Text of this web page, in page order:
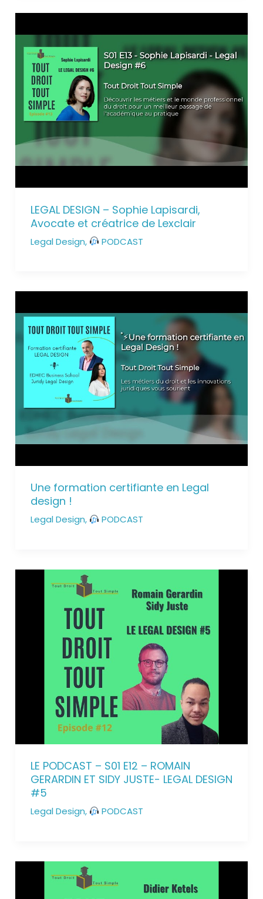
LEGAL DESIGN – Sophie Lapisardi,
Avocate et créatrice de Lexclair
Legal Design, PODCAST
Une formation certifiante en Legal
design !
Legal Design, PODCAST
LE PODCAST – S01 E12 – ROMAIN
GERARDIN ET SIDY JUSTE- LEGAL DESIGN
#5
Legal Design, PODCAST